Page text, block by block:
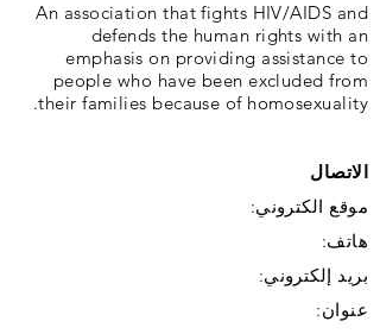
An association that fights HIV/AIDS and
defends the human rights with an
emphasis on providing assistance to
people who have been excluded from
their families because of homosexuality.
الاتصال
موقع الكتروني:
هاتف:
بريد إلكتروني:
عنوان: